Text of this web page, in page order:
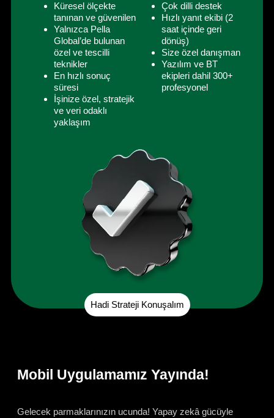
Küresel ölçekte
tanınan ve güvenilen
Yalnızca Pella
Global’de bulunan
özel ve tescilli
teknikler
En hızlı sonuç
süresi
İşinize özel, stratejik
ve veri odaklı
yaklaşım
Çok dilli destek
Hızlı yanıt ekibi (2
saat içinde geri
dönüş)
Size özel danışman
Yazılım ve BT
ekipleri dahil 300+
profesyonel
Hadi Strateji Konuşalım
Mobil Uygulamamız Yayında!
Gelecek parmaklarınızın ucunda! Yapay zekâ gücüyle